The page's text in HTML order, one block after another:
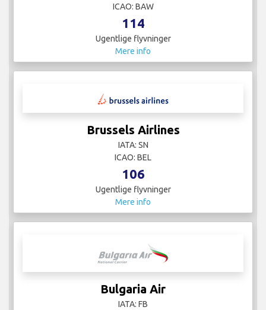
ICAO: BAW
114
Ugentlige flyvninger
Mere info
Brussels Airlines
IATA: SN
ICAO: BEL
106
Ugentlige flyvninger
Mere info
Bulgaria Air
IATA: FB